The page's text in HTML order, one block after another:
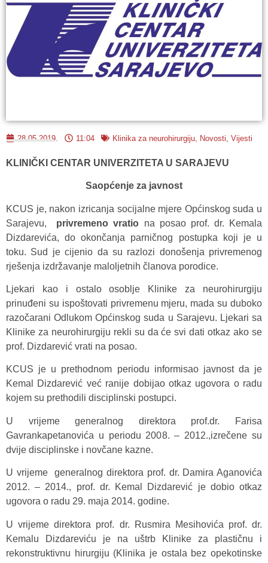
28.05.2019. 11:04 Klinika za neurohirurgiju Novosti Vijesti
KLINIČKI CENTAR UNIVERZITETA U SARAJEVU
Saopćenje za javnost
KCUS je, nakon izricanja socijalne mjere Općinskog suda u
Sarajevu, privremeno vratio na posao prof. dr. Kemala
Dizdarevića, do okončanja parničnog postupka koji je u
toku. Sud je cijenio da su razlozi donošenja privremenog
rješenja izdržavanje maloljetnih članova porodice.
Ljekari kao i ostalo osoblje Klinike za neurohirurgiju
prinuđeni su ispoštovati privremenu mjeru, mada su duboko
razočarani Odlukom Općinskog suda u Sarajevu. Ljekari sa
Klinike za neurohirurgiju rekli su da će svi dati otkaz ako se
prof. Dizdarević vrati na posao.
KCUS je u prethodnom periodu informisao javnost da je
Kemal Dizdarević već ranije dobijao otkaz ugovora o radu
kojem su prethodili disciplinski postupci.
U vrijeme generalnog direktora prof.dr. Farisa
Gavrankapetanovića u periodu 2008. – 2012.,izrečene su
dvije disciplinske i novčane kazne.
U vrijeme generalnog direktora prof. dr. Damira Aganovića
2012. – 2014., prof. dr. Kemal Dizdarević je dobio otkaz
ugovora o radu 29. maja 2014. godine.
U vrijeme direktora prof. dr. Rusmira Mesihovića prof. dr.
Kemalu Dizdareviću je na uštrb Klinike za plastičnu i
rekonstruktivnu hirurgiju (Klinika je ostala bez opekotinske